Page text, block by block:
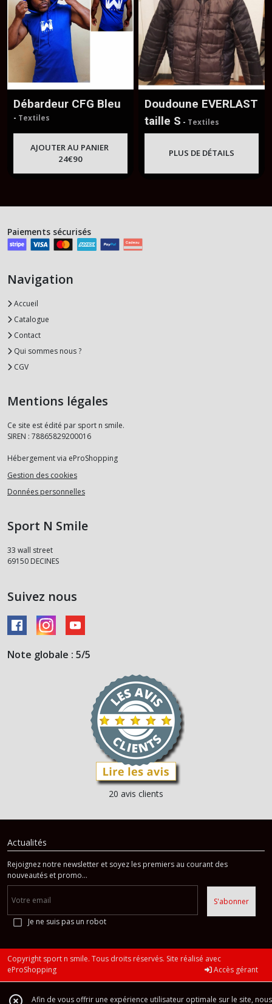
Débardeur CFG Bleu
- Textiles
AJOUTER AU PANIER
24€90
Doudoune EVERLAST
taille S - Textiles
PLUS DE DÉTAILS
Paiements sécurisés
Navigation
Accueil
Catalogue
Contact
Qui sommes nous ?
CGV
Mentions légales
Ce site est édité par sport n smile.
SIREN : 78865829200016
Hébergement via eProShopping
Gestion des cookies
Données personnelles
Sport N Smile
33 wall street
69150 DECINES
Suivez nous
Note globale : 5/5
20 avis clients
Actualités
Rejoignez notre newsletter et soyez les premiers au courant des
nouveautés et promo...
S'abonner
Je ne suis pas un robot
Copyright sport n smile. Tous droits réservés. Site réalisé avec
eProShopping
Accès gérant
Afin de vous offrir une expérience utilisateur optimale sur le site, nous